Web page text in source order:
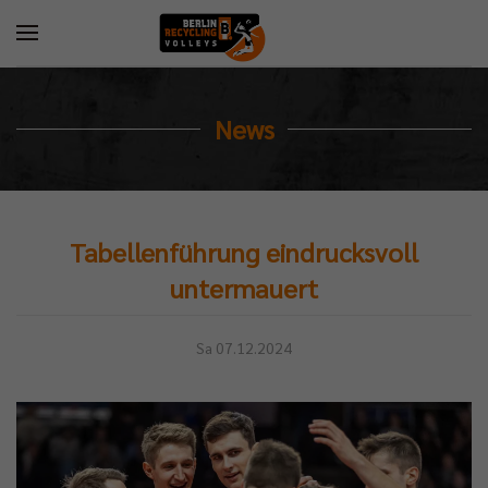
News
Tabellenführung eindrucksvoll
untermauert
Sa 07.12.2024